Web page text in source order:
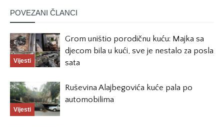
POVEZANI ČLANCI
Vijesti
Grom uništio porodičnu kuću: Majka sa
djecom bila u kući, sve je nestalo za posla
sata
Vijesti
Ruševina Alajbegovića kuće pala po
automobilima